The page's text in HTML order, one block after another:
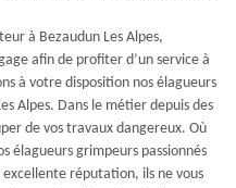
à Bezaudun Les Alpes,
afin de profiter d’un service à
à votre disposition nos élagueurs
Alpes. Dans le métier depuis des
de vos travaux dangereux. Où
élagueurs grimpeurs passionnés
excellente réputation, ils ne vous